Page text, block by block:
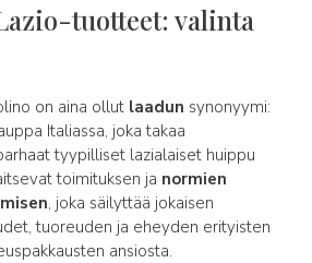
tuotteet: valinta
on aina ollut laadun synonyymi:
Italiassa, joka takaa
tyypilliset lazialaiset huippu
toimituksen ja normien
, joka säilyttää jokaisen
tuoreuden ja eheyden erityisten
ansiosta.